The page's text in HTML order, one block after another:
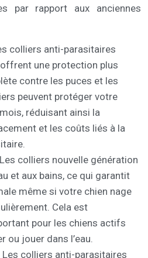
par rapport aux anciennes
colliers anti-parasitaires
une protection plus
contre les puces et les
peuvent protéger votre
réduisant ainsi la
et les coûts liés à la
Les colliers nouvelle génération
et aux bains, ce qui garantit
même si votre chien nage
Cela est
pour les chiens actifs
ou jouer dans l’eau.
Les colliers anti-parasitaires